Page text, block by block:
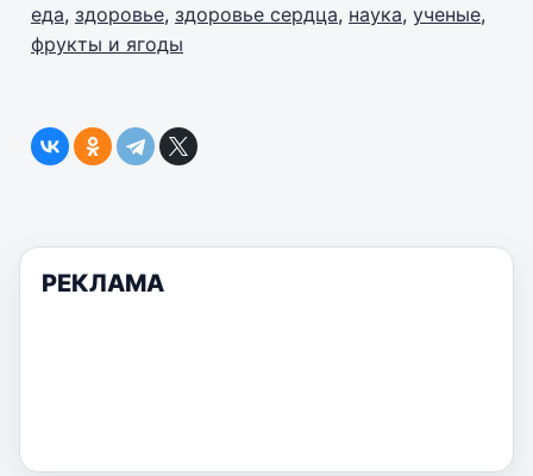
еда, здоровье, здоровье сердца, наука, ученые,
фрукты и ягоды
РЕКЛАМА